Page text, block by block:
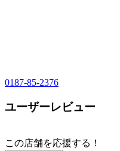
0187-85-2376
ユーザーレビュー
この店舗を応援する！